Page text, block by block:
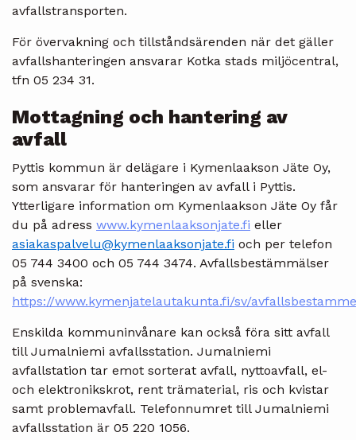
avfallstransporten.
För övervakning och tillståndsärenden när det gäller
avfallshanteringen ansvarar Kotka stads miljöcentral,
tfn 05 234 31.
Mottagning och hantering av
avfall
Pyttis kommun är delägare i Kymenlaakson Jäte Oy,
som ansvarar för hanteringen av avfall i Pyttis.
Ytterligare information om Kymenlaakson Jäte Oy får
du på adress www.kymenlaaksonjate.fi eller
asiakaspalvelu@kymenlaaksonjate.fi och per telefon
05 744 3400 och 05 744 3474. Avfallsbestämmälser
på svenska:
https://www.kymenjatelautakunta.fi/sv/
Enskilda kommuninvånare kan också föra sitt avfall
till Jumalniemi avfallsstation. Jumalniemi
avfallstation tar emot sorterat avfall, nyttoavfall, el-
och elektronikskrot, rent trämaterial, ris och kvistar
samt problemavfall. Telefonnumret till Jumalniemi
avfallsstation är 05 220 1056.